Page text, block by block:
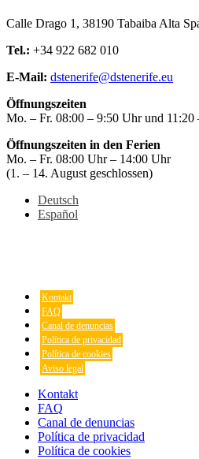
Calle Drago 1, 38190 Tabaiba Alta
Tel.: +34 922 682 010
E-Mail: dstenerife@dstenerife.eu
Öffnungszeiten
Mo. – Fr. 08:00 – 9:50 Uhr und 11:20
Öffnungszeiten in den Ferien
Mo. – Fr. 08:00 Uhr – 14:00 Uhr
(1. – 14. August geschlossen)
Deutsch
Español
Kontakt
FAQ
Canal de denuncias
Política de privacidad
Política de cookies
Aviso legal
Kontakt
FAQ
Canal de denuncias
Política de privacidad
Política de cookies